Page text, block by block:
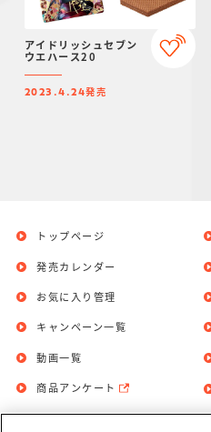
アイドリッシュセブン
ウエハース20
2023.4.24発売
トップページ
発売カレンダー
お気に入り管理
キャンペーン一覧
動画一覧
商品アンケート